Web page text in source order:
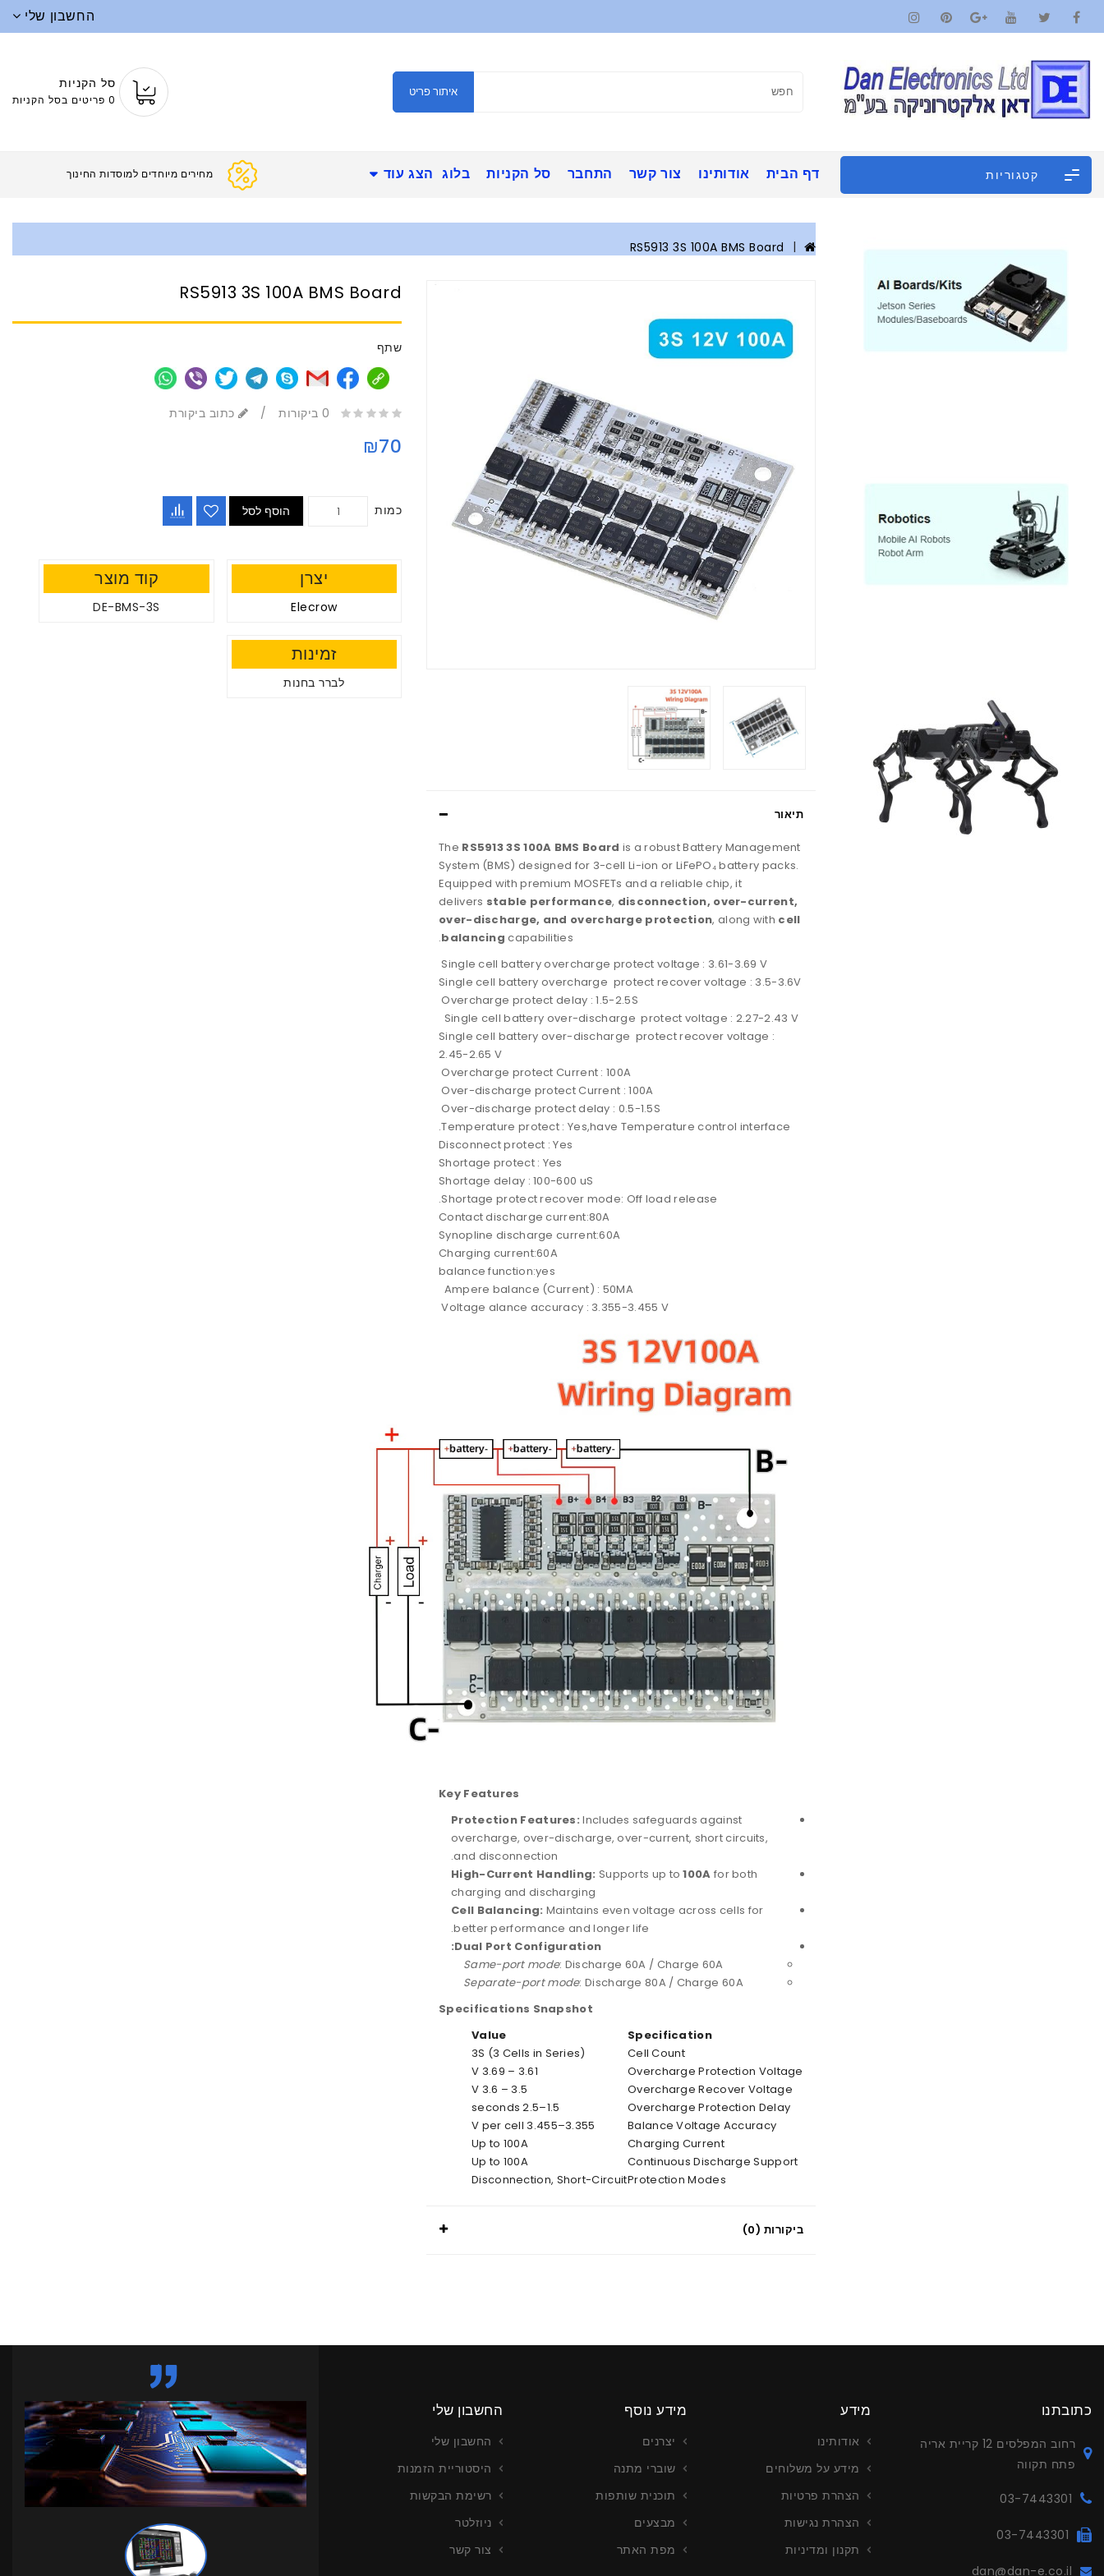
החשבון שלי
איתור פריט
סל הקניות
0 פריטים בסל הקניות
קטגוריות דף הבית אודותינו צור קשר התחבר סל הקניות בלוג הצג עוד מחירים מיוחדים למוסדות ה
RS5913 3S 100A BMS Board
תיאור
The RS5913 3S 100A BMS Board is a robust Battery Management
System (BMS) designed for 3-cell Li-ion or LiFePO₄ battery packs.
Equipped with premium MOSFETs and a reliable chip, it
delivers stable performance, disconnection, over-current,
over-discharge, and overcharge protection, along with cell
balancing capabilities.
Single cell battery overcharge protect voltage : 3.61-3.69 V
Single cell battery overcharge protect recover voltage : 3.5-3.6V
Overcharge protect delay : 1.5-2.5S
Single cell battery over-discharge protect voltage : 2.27-2.43 V
Single cell battery over-discharge protect recover voltage :
2.45-2.65 V
Overcharge protect Current : 100A
Over-discharge protect Current : 100A
Over-discharge protect delay : 0.5-1.5S
Temperature protect : Yes,have Temperature control interface.
Disconnect protect : Yes
Shortage protect : Yes
Shortage delay : 100-600 uS
Shortage protect recover mode: Off load release.
Contact discharge current:80A
Synopline discharge current:60A
Charging current:60A
balance function:yes
Ampere balance (Current) : 50MA
Voltage alance accuracy : 3.355-3.455 V
Key Features
Protection Features: Includes safeguards against
overcharge, over-discharge, over-current, short circuits,
and disconnection.
High-Current Handling: Supports up to100A for both
charging and discharging
Cell Balancing: Maintains even voltage across cells for
better performance and longer life.
Dual Port Configuration:
Same-port mode: Discharge 60A / Charge 60A
Separate-port mode: Discharge 80A / Charge 60A
Specifications Snapshot
Specification
Value
Cell Count
3S (3 Cells in Series)
Overcharge Protection Voltage
3.61 – 3.69 V
Overcharge Recover Voltage
3.5 – 3.6 V
Overcharge Protection Delay
1.5–2.5 seconds
Balance Voltage Accuracy
3.355–3.455 V per cell
Charging Current
Up to 100A
Continuous Discharge Support
Up to 100A
Protection Modes
Disconnection, Short-Circuit
ביקורות (0)
RS5913 3S 100A BMS Board
שתף
0 ביקורות / כתוב ביקורת
₪70
כמות הוסף לסל
יצרן
Elecrow
קוד מוצר
DE-BMS-3S
זמינות
לברר בחנות
כתובתנו
רחוב המפלסים 12 קריית אריה
פתח תקווה
03-7443301
03-7443301
dan@dan-e.co.il
מידע
אודותינו
מידע על משלוחים
הצהרת פרטיות
הצהרת נגישות
תקנון ומדיניות
מידע נוסף
יצרנים
שוברי מתנה
תוכנית שותפות
מבצעים
מפת האתר
החשבון שלי
החשבון שלי
היסטוריית הזמנות
רשימת הבקשות
ניוזלטר
צור קשר